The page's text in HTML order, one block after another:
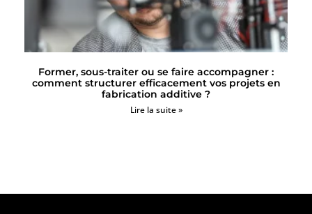
Former, sous-traiter ou se faire accompagner :
comment structurer efficacement vos projets en
fabrication additive ?
Lire la suite »